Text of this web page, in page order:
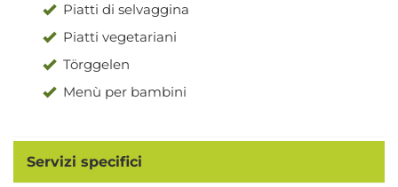
Piatti di selvaggina
Piatti vegetariani
Törggelen
Menù per bambini
Servizi specifici